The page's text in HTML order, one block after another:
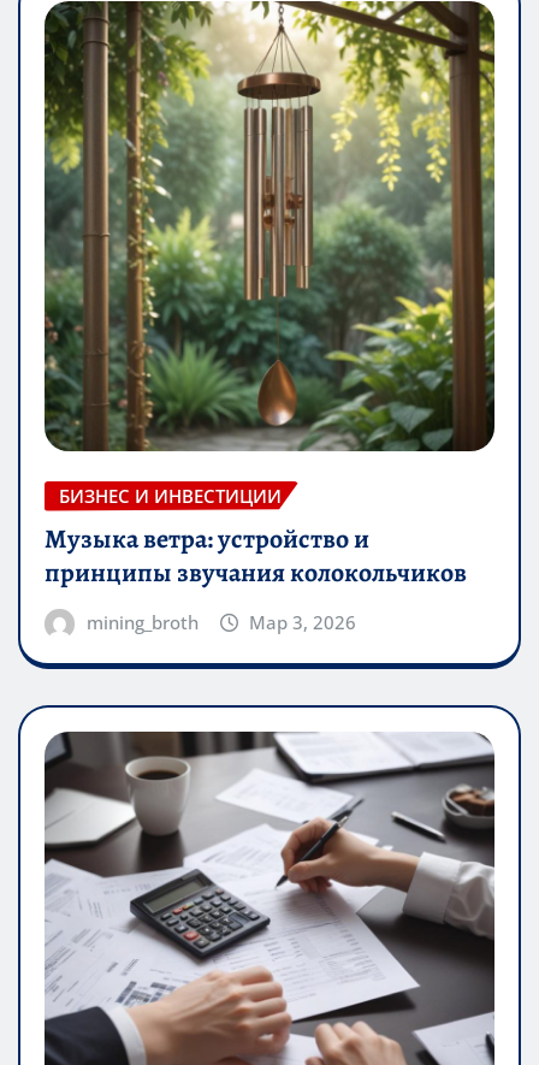
БИЗНЕС И ИНВЕСТИЦИИ
Музыка ветра: устройство и
принципы звучания колокольчиков
mining_broth Мар 3, 2026